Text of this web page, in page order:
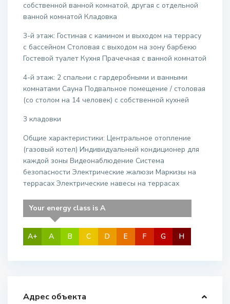
собственной ванной комнатой, другая с отдельной
ванной комнатой Кладовка
3-й этаж: Гостиная с камином и выходом на террасу
с бассейном Столовая с выходом на зону барбекю
Гостевой туалет Кухня Прачечная с ванной комнатой
4-й этаж: 2 спальни с гардеробными и ванными
комнатами Сауна Подвальное помещение / столовая
(со столом на 14 человек) с собственной кухней
3 кладовки
Общие характеристики: Центральное отопление
(газовый котел) Индивидуальный кондиционер для
каждой зоны Видеонаблюдение Система
безопасности Электрические жалюзи Маркизы на
террасах Электрические навесы на террасах
A+
Your energy class is A
A B C D E F G H
Адрес объекта